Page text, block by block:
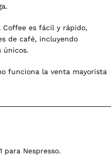
Coffee es fácil y rápido,
de café, incluyendo
únicos.
funciona la venta mayorista
para Nespresso.